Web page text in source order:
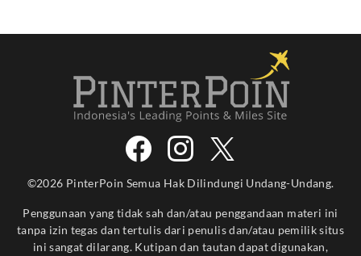
©2026 PinterPoin Semua Hak Dilindungi Undang-Undang.
Penggunaan yang tidak sah dan/atau penggandaan materi ini
tanpa izin tegas dan tertulis dari penulis dan/atau pemilik situs
ini sangat dilarang. Kutipan dan tautan dapat digunakan,